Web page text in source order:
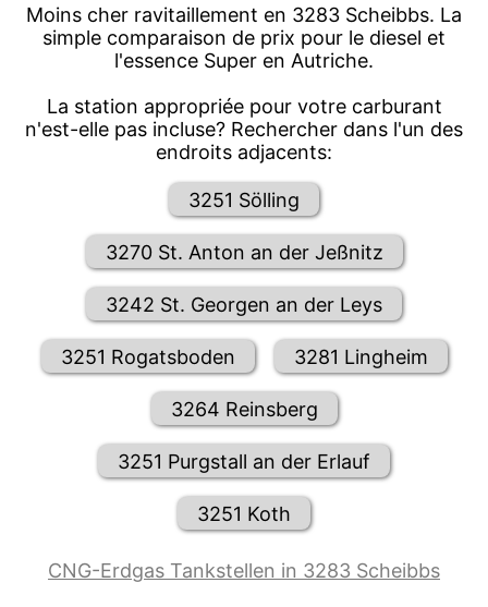
Moins cher ravitaillement en 3283 Scheibbs. La
simple comparaison de prix pour le diesel et
l'essence Super en Autriche.
La station appropriée pour votre carburant
n'est-elle pas incluse? Rechercher dans l'un des
endroits adjacents:
3251 Sölling
3270 St. Anton an der Jeßnitz
3242 St. Georgen an der Leys
3251 Rogatsboden 3281 Lingheim
3264 Reinsberg
3251 Purgstall an der Erlauf
3251 Koth
CNG-Erdgas Tankstellen in 3283 Scheibbs